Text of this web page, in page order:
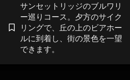
サンセットリッジのブルワリ
ー巡りコース。夕方のサイク
リングで、丘の上のビアホー
ルに到着し、街の景色を一望
できます。